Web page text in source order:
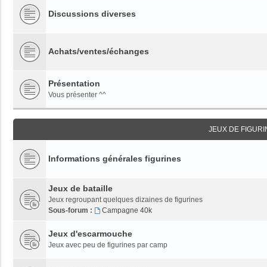
Discussions diverses
Achats/ventes/échanges
Présentation
Vous présenter ^^
JEUX DE
Informations générales figurines
Jeux de bataille
Jeux regroupant quelques dizaines de figurines
Sous-forum :
Campagne 40k
Jeux d'escarmouche
Jeux avec peu de figurines par camp